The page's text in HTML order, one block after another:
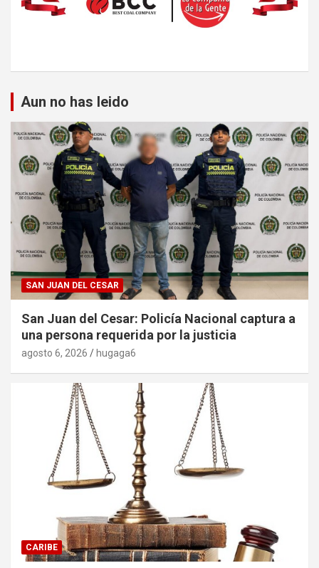
Aun no has leido
SAN JUAN DEL CESAR
San Juan del Cesar: Policía Nacional captura a
una persona requerida por la justicia
agosto 6, 2026 hugaga6
CARIBE